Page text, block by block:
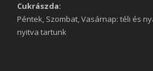
Cukrászda:
Péntek, Szombat, Vasárnap: téli és
nyitva tartunk